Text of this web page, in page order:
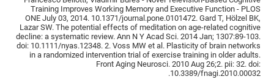
Training Improves Working Memory and Executive Function - PLOS
ONE July 03, 2014. 10.1371/journal.pone.0101472. Gard T, Hölzel BK,
Lazar SW. The potential effects of meditation on age-related cognitive
decline: a systematic review. Ann N Y Acad Sci. 2014 Jan; 1307:89-103.
doi: 10.1111/nyas.12348. 2. Voss MW et al. Plasticity of brain networks
in a randomized intervention trial of exercise training in older adults.
Front Aging Neurosci. 2010 Aug 26;2. pii: 32. doi:
10.3389/fnagi.2010.00032.